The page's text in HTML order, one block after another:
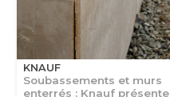
KNAUF
Soubassements et murs
enterrés : Knauf présente